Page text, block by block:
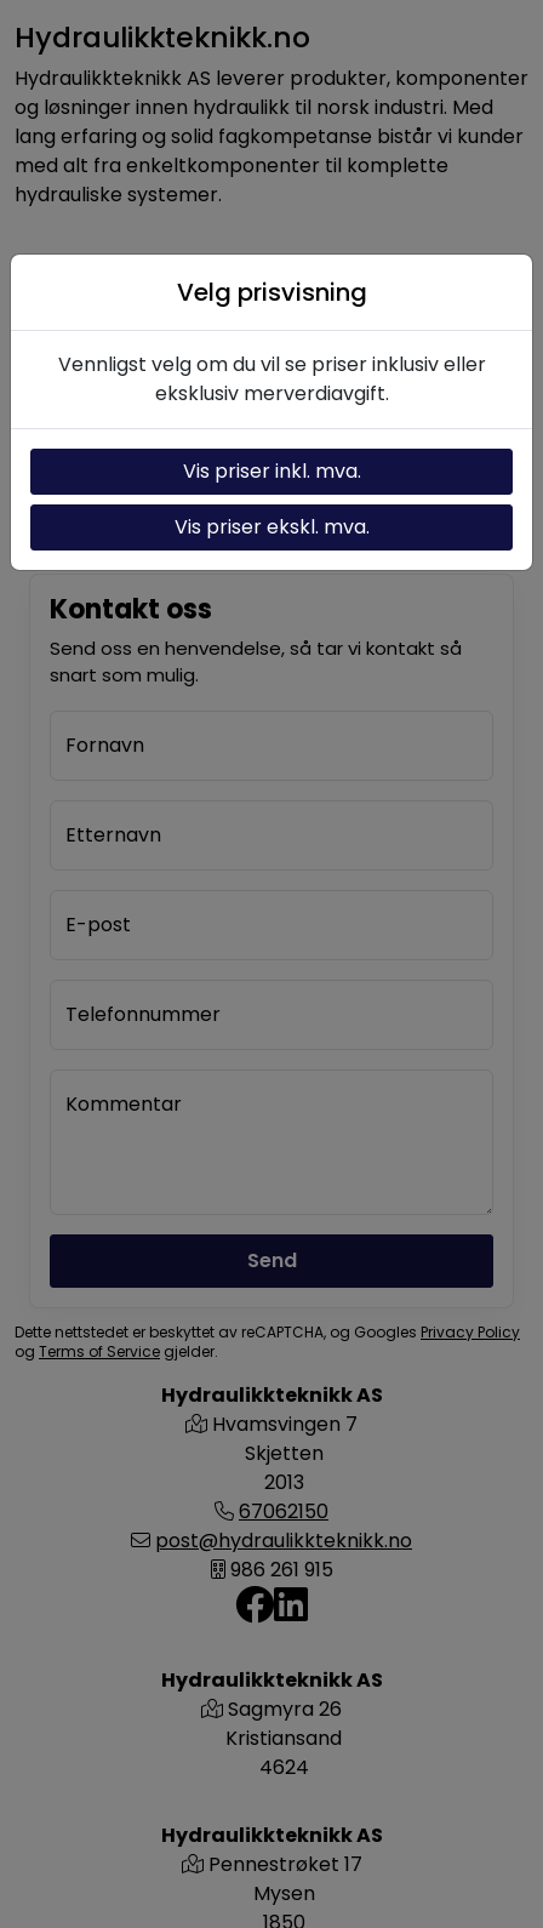
Hydraulikkteknikk AS
Hvamsvingen 7
Skjetten
2013
67062150
post@hydraulikkteknikk.no
986 261 915
Hydraulikkteknikk.no
Hydraulikkteknikk AS leverer produkter, komponenter
og løsninger innen hydraulikk til norsk industri. Med
lang erfaring og solid fagkompetanse bistår vi kunder
med alt fra enkeltkomponenter til komplette
hydrauliske systemer.
Nyttige linker
Hydraulikk-kalkulator
Kontakt oss
Hydraulikkteknikk AS
Pennestrøket 17
Mysen
Hydraulikkteknikk AS
Sagmyra 26
Kristiansand
4624
Kontakt oss
Send oss en henvendelse, så tar vi kontakt så
snart som mulig.
Fornavn
Etternavn
E-post
Telefonnummer
Kommentar
Send
Dette nettstedet er beskyttet av reCAPTCHA, og Googles Privacy Policy
og Terms of Service gjelder.
Velg prisvisning
Vennligst velg om du vil se priser inklusiv eller
eksklusiv merverdiavgift.
Vis priser inkl. mva.
Vis priser ekskl. mva.